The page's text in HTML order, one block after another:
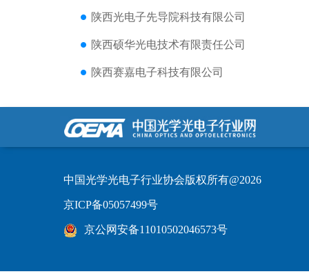
陕西光电子先导院科技有限公司
陕西硕华光电技术有限责任公司
陕西赛嘉电子科技有限公司
中国光学光电子行业协会版权所有@2026
京ICP备05057499号
京公网安备11010502046573号